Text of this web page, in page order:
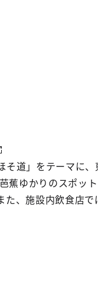
そ道」をテーマに
蕉ゆかりのスポッ
、施設内飲食店